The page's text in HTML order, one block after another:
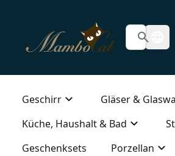
Geschirr
Gläser &
Küche, Haushalt & Bad
Geschenksets
Porzellan